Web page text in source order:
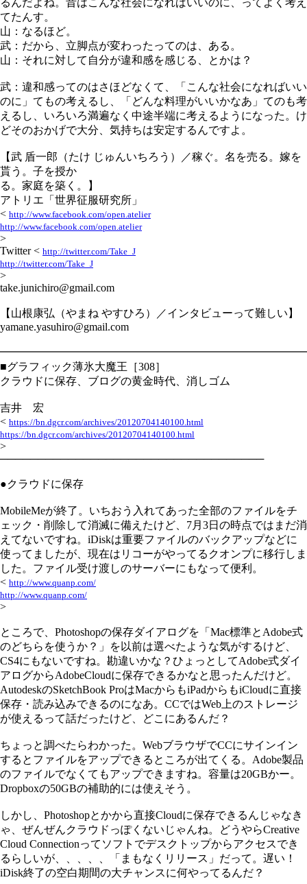
てたんす。
山：なるほど。
武：だから、立脚点が変わったってのは、ある。
山：それに対して自分が違和感を感じる、とかは？
武：違和感ってのはさほどなくて、「こんな社会になればいい
のに」てもの考えるし、「どんな料理がいいかなあ」てのも考
えるし、いろいろ満遍なく中途半端に考えるようになった。け
どそのおかげで大分、気持ちは安定するんですよ。
【武 盾一郎（たけ じゅんいちろう）／稼ぐ。名を売る。嫁を
貰う。子を授か
る。家庭を築く。】
アトリエ「世界征服研究所」
< http://www.facebook.com/open.atelier
http://www.facebook.com/open.atelier
>
Twitter < http://twitter.com/Take_J
http://twitter.com/Take_J
>
take.junichiro@gmail.com
【山根康弘（やまね やすひろ）／インタビューって難しい】
yamane.yasuhiro@gmail.com
■グラフィック薄氷大魔王［308］
クラウドに保存、ブログの黄金時代、消しゴム
吉井 宏
< https://bn.dgcr.com/archives/20120704140100.html
https://bn.dgcr.com/archives/20120704140100.html
>
───────────────────────────────────
●クラウドに保存
MobileMeが終了。いちおう入れてあった全部のファイルをチ
ェック・削除して消滅に備えたけど、7月3日の時点ではまだ消
えてないですね。iDiskは重要ファイルのバックアップなどに
使ってましたが、現在はリコーがやってるクオンプに移行しま
した。ファイル受け渡しのサーバーにもなって便利。
< http://www.quanp.com/
http://www.quanp.com/
>
ところで、Photoshopの保存ダイアログを「Mac標準とAdobe式
のどちらを使うか？」を以前は選べたような気がするけど、
CS4にもないですね。勘違いかな？ひょっとしてAdobe式ダイ
アログからAdobeCloudに保存できるかなと思ったんだけど。
AutodeskのSketchBook ProはMacからもiPadからもiCloudに直接
保存・読み込みできるのになあ。CCではWeb上のストレージ
が使えるって話だったけど、どこにあるんだ？
ちょっと調べたらわかった。WebブラウザでCCにサインイン
するとファイルをアップできるところが出てくる。Adobe製品
のファイルでなくてもアップできますね。容量は20GBかー。
Dropboxの50GBの補助的には使えそう。
しかし、Photoshopとかから直接Cloudに保存できるんじゃなき
ゃ、ぜんぜんクラウドっぽくないじゃんね。どうやらCreative
Cloud Connectionってソフトでデスクトップからアクセスでき
るらしいが、、、、、「まもなくリリース」だって。遅い！
iDisk終了の空白期間の大チャンスに何やってるんだ？